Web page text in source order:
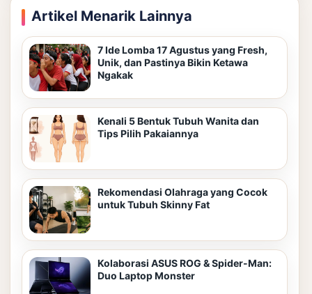
Artikel Menarik Lainnya
7 Ide Lomba 17 Agustus yang Fresh,
Unik, dan Pastinya Bikin Ketawa
Ngakak
Kenali 5 Bentuk Tubuh Wanita dan
Tips Pilih Pakaiannya
Rekomendasi Olahraga yang Cocok
untuk Tubuh Skinny Fat
Kolaborasi ASUS ROG & Spider-Man:
Duo Laptop Monster